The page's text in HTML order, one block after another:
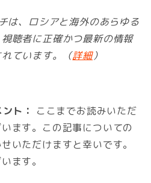
は、ロシアと海外のあらゆる
聴者に正確かつ最新の情報
ています。（詳細）
ト：
ここまでお読みいただ
ます。この記事についての
いただけますと幸いです。
ます。